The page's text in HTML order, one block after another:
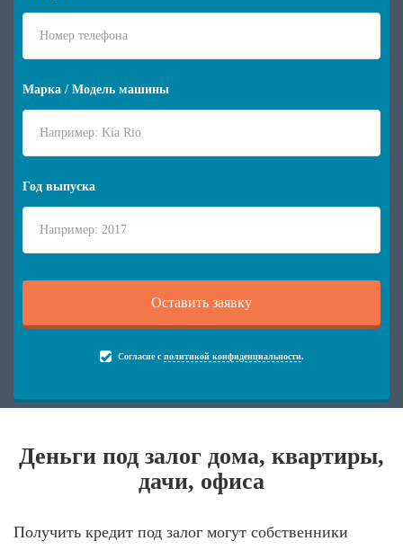
Марка / Модель машины
Год выпуска
Согласие с политикой конфиденциальности.
Деньги под залог дома, квартиры,
дачи, офиса
Получить кредит под залог могут собственники